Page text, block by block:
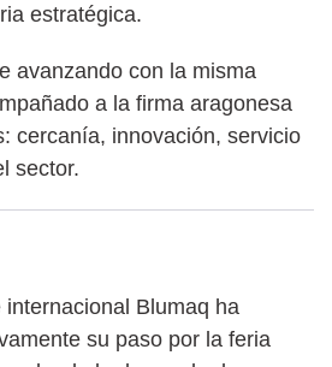
estratégica.
avanzando con la misma
a la firma aragonesa
cercanía, innovación, servicio
sector.
Blumaq ha
su paso por la feria